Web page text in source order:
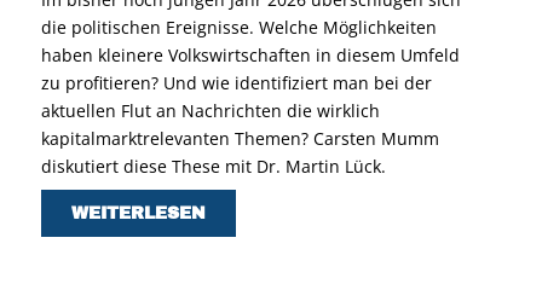
die politischen Ereignisse. Welche Möglichkeiten
haben kleinere Volkswirtschaften in diesem Umfeld
zu profitieren? Und wie identifiziert man bei der
aktuellen Flut an Nachrichten die wirklich
kapitalmarktrelevanten Themen? Carsten Mumm
diskutiert diese These mit Dr. Martin Lück.
WEITERLESEN